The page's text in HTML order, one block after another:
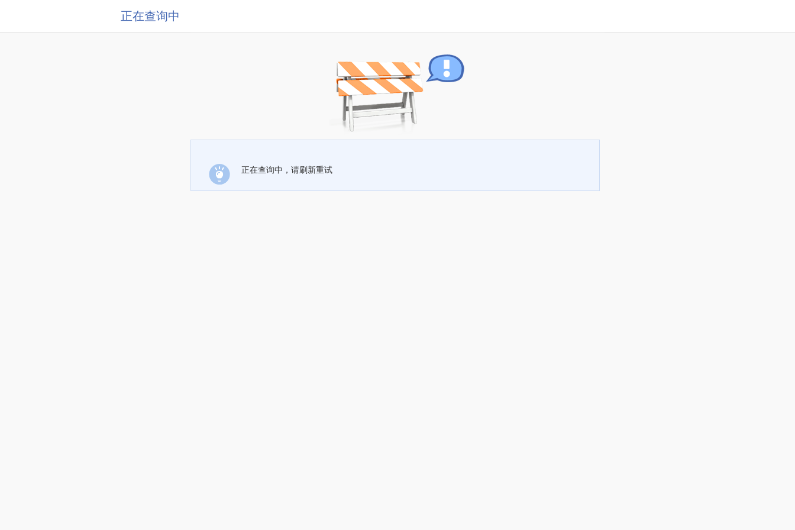
正在查询中
正在查询中，请刷新重试